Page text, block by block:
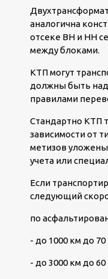
аналогична
отсеке ВН и НН
между блоками.
КТП могут
должны быть
правилами
Стандартно КТП
зависимости от
метизов
учета или
Если
следующий
по
- до 1000 км до 70
- до 3000 км до